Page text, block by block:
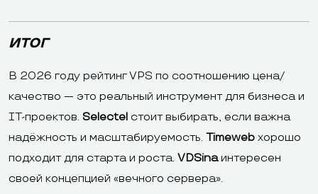
ИТОГ
В 2026 году рейтинг VPS по соотношению цена/
качество — это реальный инструмент для бизнеса и
IT-проектов. Selectel стоит выбирать, если важна
надёжность и масштабируемость. Timeweb хорошо
подходит для старта и роста. VDSinaинтересен
своей концепцией «вечного сервера».